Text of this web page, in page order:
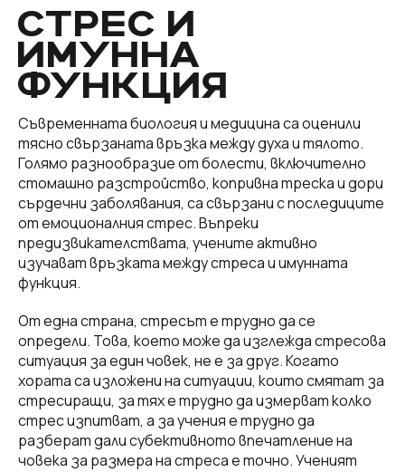
СТРЕС И
ИМУННА
ФУНКЦИЯ
Съвременната биология и медицина са оценили
тясно свързаната връзка между духа и тялото.
Голямо разнообразие от болести, включително
стомашно разстройство, копривна треска и дори
сърдечни заболявания, са свързани с последиците
от емоционалния стрес. Въпреки
предизвикателствата, учените активно
изучават връзката между стреса и имунната
функция.
От една страна, стресът е трудно да се
определи. Това, което може да изглежда стресова
ситуация за един човек, не е за друг. Когато
хората са изложени на ситуации, които смятат за
стресиращи, за тях е трудно да измерват колко
стрес изпитват, а за учения е трудно да
разберат дали субективното впечатление на
човека за размера на стреса е точно. Ученият